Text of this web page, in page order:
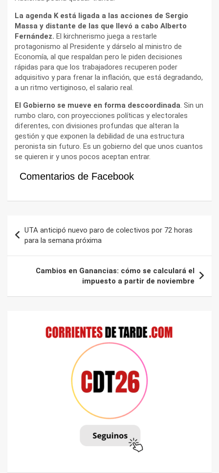
La agenda K está ligada a las acciones de Sergio
Massa y distante de las que llevó a cabo Alberto
Fernández. El kirchnerismo juega a restarle
protagonismo al Presidente y dárselo al ministro de
Economía, al que respaldan pero le piden decisiones
rápidas para que los trabajadores recuperen poder
adquisitivo y para frenar la inflación, que está degradando,
a un ritmo vertiginoso, el salario real.
El Gobierno se mueve en forma descoordinada. Sin un
rumbo claro, con proyecciones políticas y electorales
diferentes, con divisiones profundas que alteran la
gestión y que exponen la debilidad de una estructura
peronista sin futuro. Es un gobierno del que unos cuantos
se quieren ir y unos pocos aceptan entrar.
Comentarios de Facebook
de
entradas
UTA anticipó nuevo paro de colectivos por 72 horas
para la semana próxima
Cambios en Ganancias: cómo se calculará el
impuesto a partir de noviembre